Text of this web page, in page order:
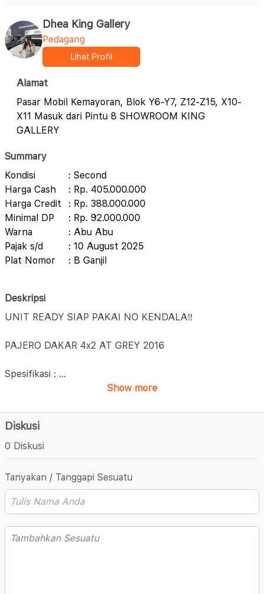
Dhea King Gallery
Pedagang
Lihat Profil
Alamat
Pasar Mobil Kemayoran, Blok Y6-Y7, Z12-Z15, X10-
X11 Masuk dari Pintu 8 SHOWROOM KING
GALLERY
Summary
Kondisi
: Second
Harga Cash
: Rp. 405.000.000
Harga Credit
: Rp. 388.000.000
Minimal DP
: Rp. 92.000.000
Warna
: Abu Abu
Pajak s/d
: 10 August 2025
Plat Nomor
: B Ganjil
Deskripsi
UNIT READY SIAP PAKAI NO KENDALA‼️
PAJERO DAKAR 4x2 AT GREY 2016
Spesifikasi : ...
Show more
Diskusi
0 Diskusi
Tanyakan / Tanggapi Sesuatu